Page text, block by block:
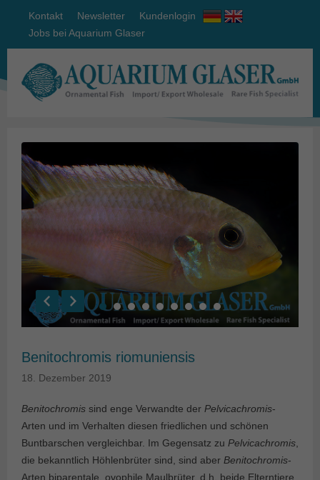
Kontakt Newsletter
Kundenlogin
Jobs bei Aquarium Glaser
Benitochromis riomuniensis
18. Dezember 2019
Benitochromis sind enge Verwandte der Pelvicachromis-
Arten und im Verhalten diesen friedlichen und schönen
Buntbarschen vergleichbar. Im Gegensatz zu Pelvicachromis
die bekanntlich Höhlenbrüter sind, sind aber Benitochromis-
Arten biparentale, ovophile Maulbrüter, d.h. beide Elterntiere